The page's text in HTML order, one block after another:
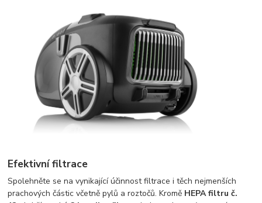
Efektivní filtrace
Spolehněte se na vynikající účinnost filtrace i těch nejmenších
prachových částic včetně pylů a roztočů. Kromě HEPA filtru č.